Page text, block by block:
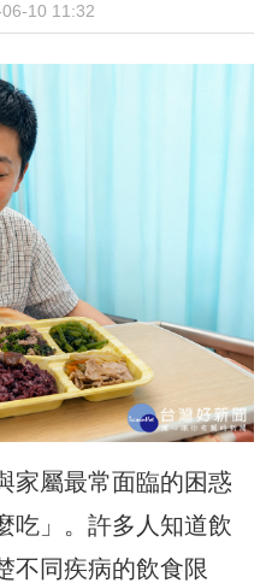
10 11:32
家屬最常面臨的困惑
吃」。許多人知道飲
不同疾病的飲食限